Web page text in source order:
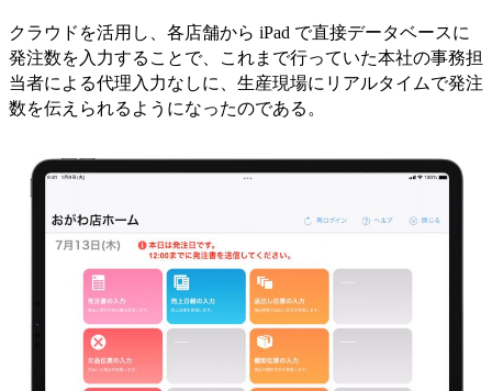
クラウドを活用し、各店舗から iPad で直接データベースに
発注数を入力することで、これまで行っていた本社の事務担
当者による代理入力なしに、生産現場にリアルタイムで発注
数を伝えられるようになったのである。